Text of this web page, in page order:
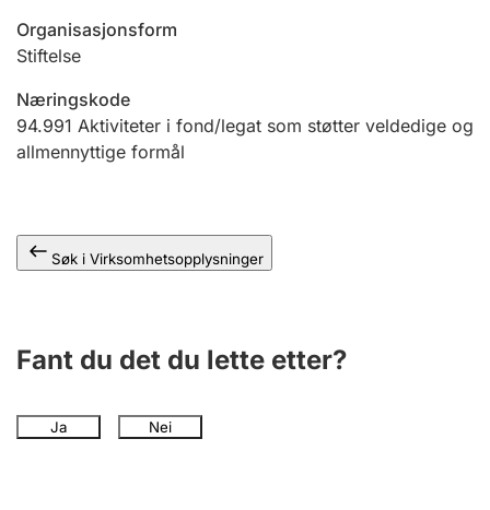
Andre tema
Organisasjonsform
Stiftelse
Næringskode
94.991 Aktiviteter i fond/legat som støtter veldedige og
allmennyttige formål
Søk i Virksomhetsopplysninger
Fant du det du lette etter?
Ja Nei